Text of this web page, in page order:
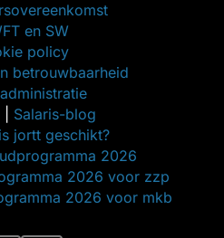
en SW
policy
betrouwbaarheid
Salaris-blog
jortt geschikt?
2026
2026 voor zzp
2026 voor mkb